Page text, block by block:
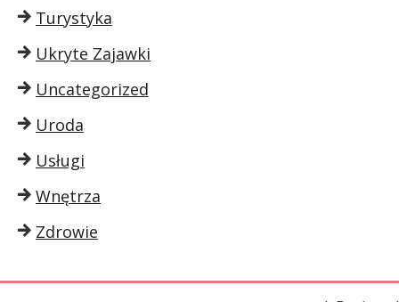
Turystyka
Ukryte Zajawki
Uncategorized
Uroda
Usługi
Wnętrza
Zdrowie